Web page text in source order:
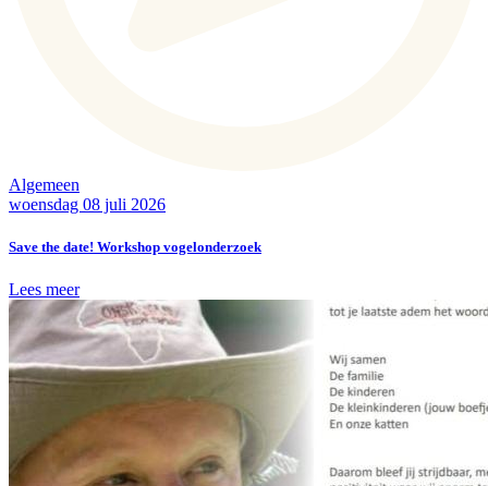
Algemeen
woensdag 08 juli 2026
Save the date! Workshop vogelonderzoek
Lees meer